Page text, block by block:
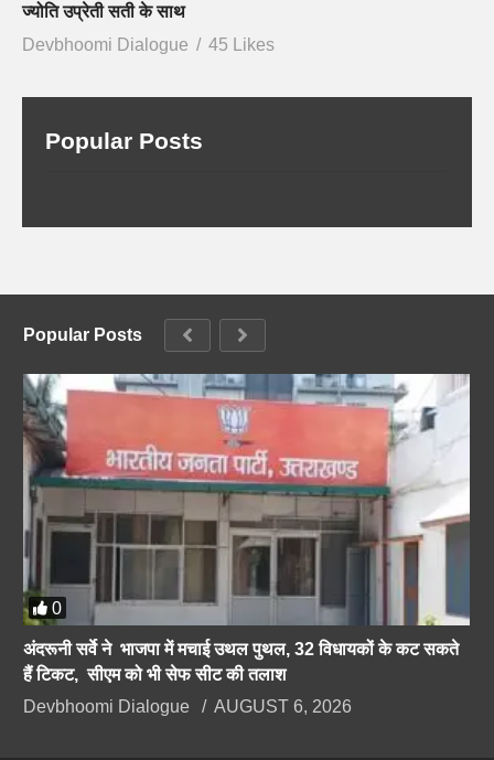
ज्योति उप्रेती सती के साथ
Devbhoomi Dialogue
45 Likes
Popular Posts
Popular Posts
0
अंदरूनी सर्वे ने भाजपा में मचाई उथल पुथल, 32 विधायकों के कट सकते
हैं टिकट, सीएम को भी सेफ सीट की तलाश
Devbhoomi Dialogue
AUGUST 6, 2026